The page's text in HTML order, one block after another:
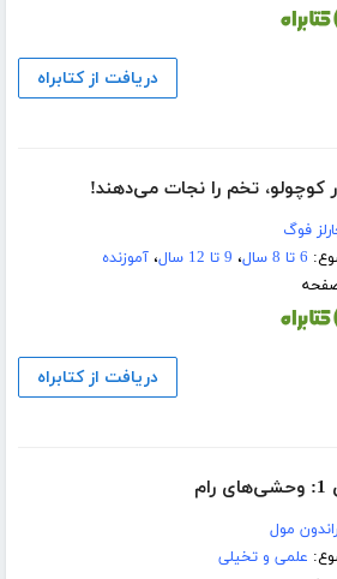
دریافت از کتابراه
کوچولو، تخم را نجات می‌دهند!
فوگ
6 تا 8 سال ، 9 تا 12 سال ،آموزنده
دریافت از کتابراه
مول
علمی و تخیلی